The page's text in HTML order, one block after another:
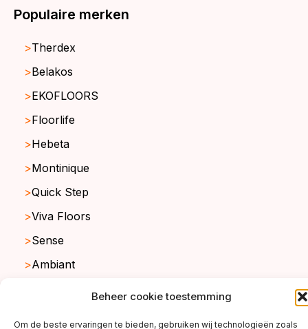
Beheer cookie toestemming
Om de beste ervaringen te bieden, gebruiken wij technologieën zoals
Populaire merken
Therdex
Belakos
EKOFLOORS
Floorlife
Hebeta
Montinique
Quick Step
Viva Floors
Sense
Ambiant
copyright ©2026